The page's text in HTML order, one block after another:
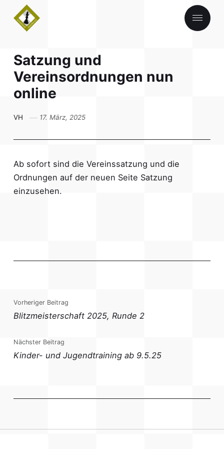
Satzung und
Vereinsordnungen nun
online
VH 17. März, 2025
Ab sofort sind die Vereinssatzung und die
Ordnungen auf der neuen Seite Satzung
einzusehen.
Vorheriger Beitrag
Blitzmeisterschaft 2025, Runde 2
Nächster Beitrag
Kinder- und Jugendtraining ab 9.5.25
♔ Home
♛ Schachabend
♟︎Datenschutzerklärung